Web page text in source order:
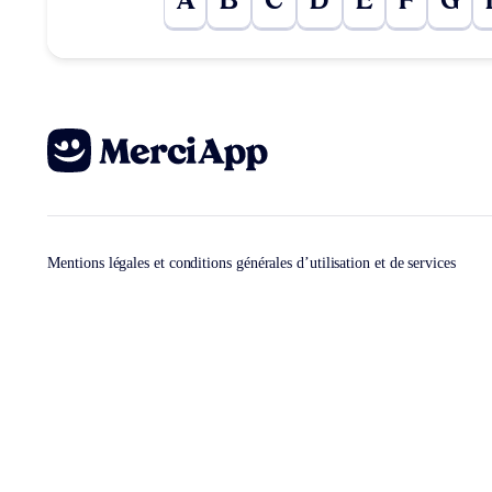
Mentions légales et conditions générales d’utilisation et de services